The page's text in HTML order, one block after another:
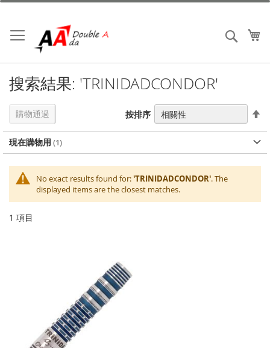
跳
內
容
搜索
搜索結果: 'TRINIDADCONDOR'
No exact results found for:'TRINIDADCONDOR'. The
displayed items are the closest matches.
1 項目
按排序
購物通過
現在購物用